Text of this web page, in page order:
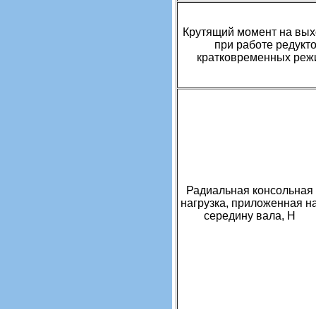
Крутящий момент на
при работе
кратковременных
Радиальная консольная
нагрузка, приложенная
середину вала, Н